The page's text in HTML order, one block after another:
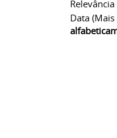
Relevância
Data